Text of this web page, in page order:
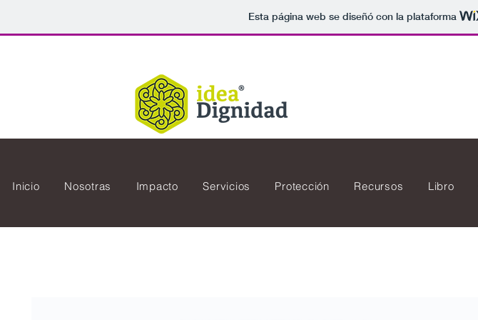
Esta página web se diseñó con la plataforma
Inicio Nosotras Impacto Servicios Protección Recursos Libro